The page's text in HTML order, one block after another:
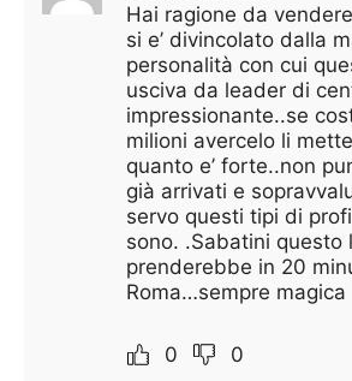
Hai ragione da
si e’ divincolato dalla
personalità con cui
usciva da leader di
impressionante..se
milioni avercelo li
quanto e’ forte..non
già arrivati e
servo questi tipi di
sono. .Sabatini questo
prenderebbe in 20
Roma…sempre magica
0 0